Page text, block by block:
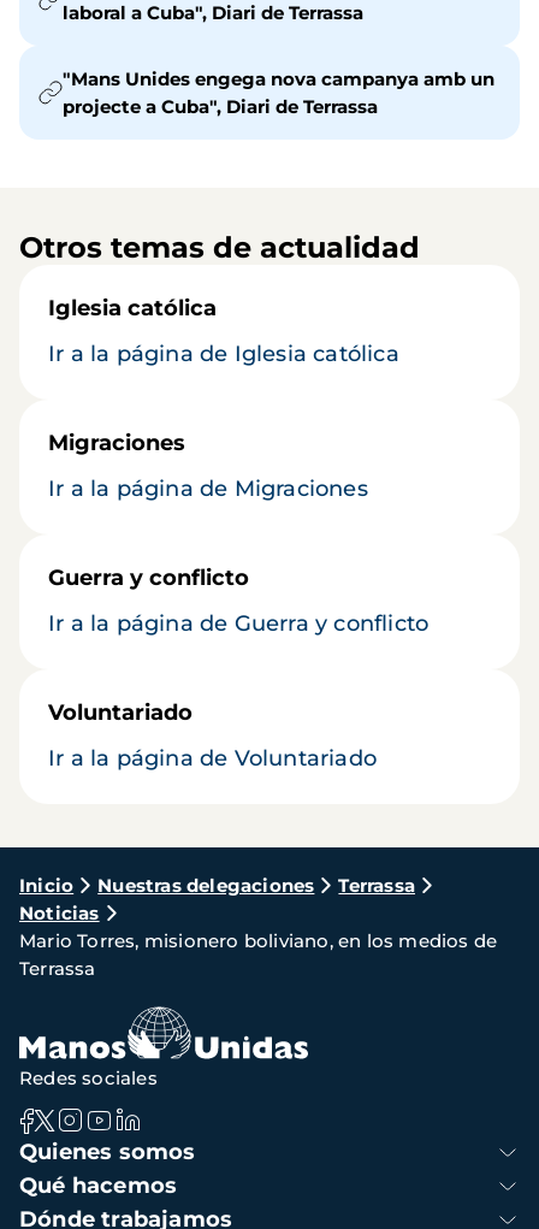
laboral a Cuba", Diari de Terrassa
"Mans Unides engega nova campanya amb un
projecte a Cuba", Diari de Terrassa
Otros temas de actualidad
Iglesia católica
Ir a la página de Iglesia católica
Migraciones
Ir a la página de Migraciones
Guerra y conflicto
Ir a la página de Guerra y conflicto
Voluntariado
Ir a la página de Voluntariado
Ruta
de
navegación
Inicio Nuestras delegaciones
Terrassa
Noticias
Mario Torres, misionero boliviano, en los medios de
Terrassa
Navegación
principal
Quienes somos
Qué hacemos
Dónde trabajamos
Redes sociales